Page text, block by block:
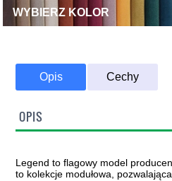
WYBIERZ KOLOR
Opis Cechy
OPIS
Legend to flagowy model
to kolekcje modułowa,